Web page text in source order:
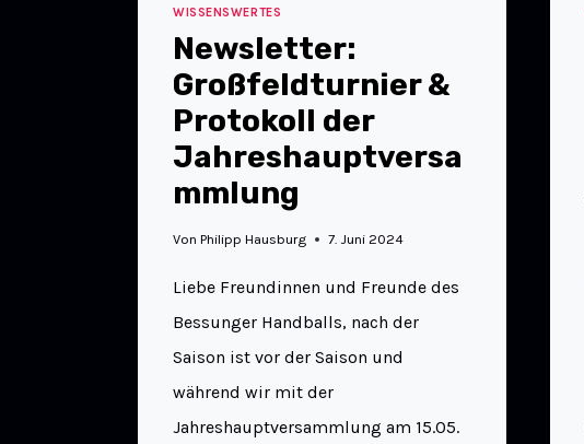
WISSENSWERTES
Newsletter:
Großfeldturnier &
Protokoll der
Jahreshauptversa
mmlung
Von Philipp Hausburg 7. Juni 2024
Liebe Freundinnen und Freunde des
Bessunger Handballs, nach der
Saison ist vor der Saison und
während wir mit der
Jahreshauptversammlung am 15.05.